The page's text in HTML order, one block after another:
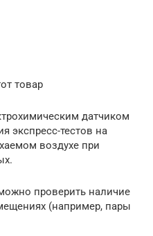
товар
датчиком
экспресс-тестов на
воздухе при
проверить наличие
(например, пары